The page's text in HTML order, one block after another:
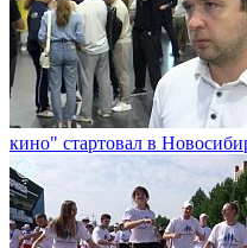
кино" стартовал в